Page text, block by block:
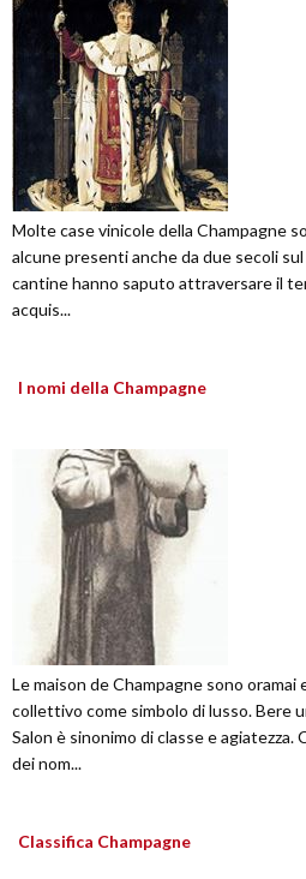
Molte case vinicole della Champagne
alcune presenti anche da due secoli
cantine hanno saputo attraversare il
acquis...
I nomi della Champagne
Le maison de Champagne sono
collettivo come simbolo di lusso. Bere
Salon è sinonimo di classe e agiatezza.
dei nom...
Classifica Champagne